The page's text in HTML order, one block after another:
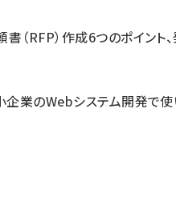
（RFP）作成6つのポイン
業のWebシステム開発で使